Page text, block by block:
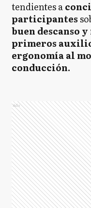
tendientes a
participantes
buen descanso
primeros
ergonomía al
conducción.
Ads